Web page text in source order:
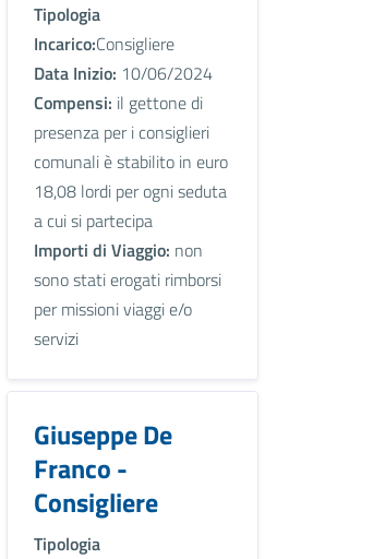
Tipologia
Incarico:Consigliere
Data Inizio: 10/06/2024
Compensi: il gettone di
presenza per i consiglieri
comunali è stabilito in euro
18,08 lordi per ogni seduta
a cui si partecipa
Importi di Viaggio: non
sono stati erogati rimborsi
per missioni viaggi e/o
servizi
Giuseppe De
Franco -
Consigliere
Tipologia